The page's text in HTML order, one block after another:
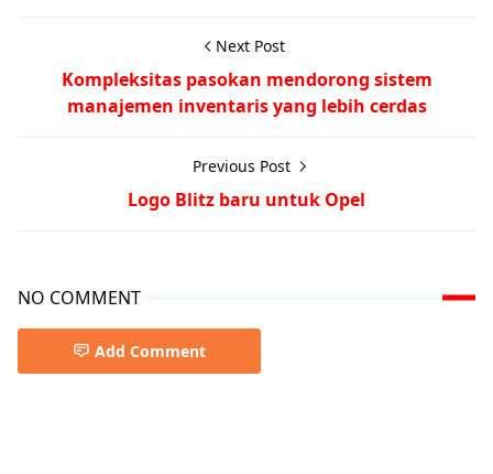
Next Post
Kompleksitas pasokan mendorong sistem
manajemen inventaris yang lebih cerdas
Previous Post
Logo Blitz baru untuk Opel
NO COMMENT
Add Comment